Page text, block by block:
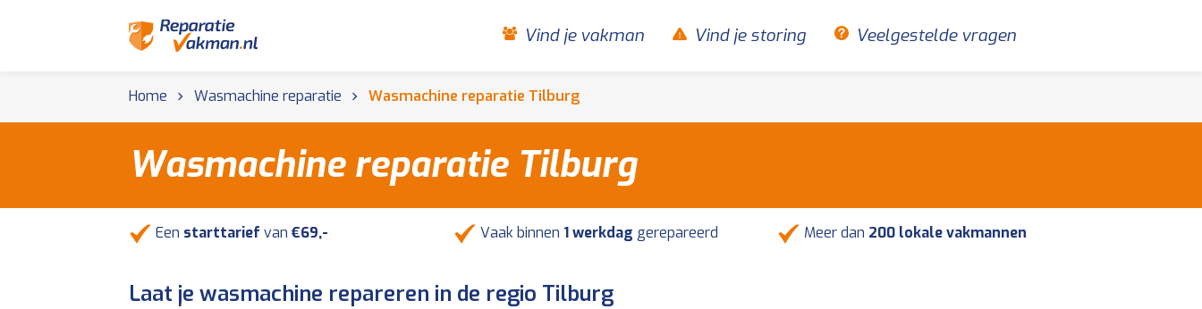
Vind je vakman Vind je storing Veelgestelde vragen
Home Wasmachine reparatie Wasmachine reparatie Tilburg
Wasmachine reparatie Tilburg
Een starttarief van €69,- Vaak binnen 1 werkdag gerepareerd Meer dan 200 lokale vakmannen
Laat je wasmachine repareren in de regio Tilburg